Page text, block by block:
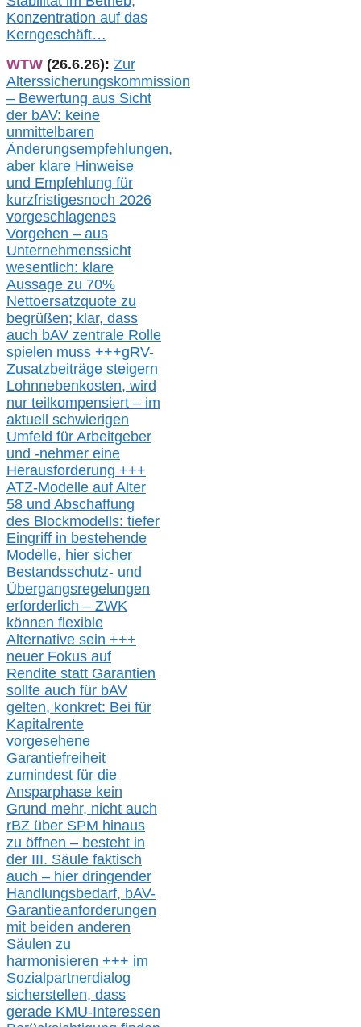
Konzentration auf das
Kerngeschäft…
WTW (26.6.26): Zur
Alterssicherungskommission
– Bewertung aus Sicht
der bAV: keine
unmittelbaren
Änderungsempfehlungen,
aber klare Hinweise
und Empfehlung für
kurzfristigesnoch 2026
vorgeschlagenes
Vorgehen – aus
Unternehmenssicht
wesentlich: klare
Aussage zu 70%
Nettoersatzquote zu
begrüßen; klar, dass
auch bAV zentrale Rolle
spielen muss +++gRV-
Zusatzbeiträge steigern
Lohnnebenkosten, wird
nur teilkompensiert – im
aktuell schwierigen
Umfeld für Arbeitgeber
und -nehmer eine
Herausforderung +++
ATZ-Modelle auf Alter
58 und Abschaffung
des Blockmodells: tiefer
Eingriff in bestehende
Modelle, hier sicher
Bestandsschutz- und
Übergangsregelungen
erforderlich – ZWK
können flexible
Alternative sein +++
neuer Fokus auf
Rendite statt Garantien
sollte auch für bAV
gelten, konkret: Bei für
Kapitalrente
vorgesehene
Garantiefreiheit
zumindest für die
Ansparphase kein
Grund mehr, nicht auch
rBZ über SPM hinaus
zu öffnen – besteht in
der III. Säule faktisch
auch – hier dringender
Handlungsbedarf, bAV-
Garantieanforderungen
mit beiden anderen
Säulen zu
harmonisieren +++ im
Sozialpartnerdialog
sicherstellen, dass
gerade KMU-Interessen